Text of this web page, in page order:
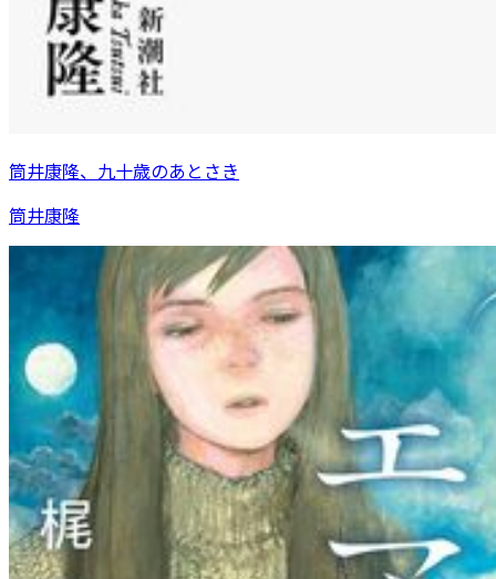
筒井康隆、九十歳のあとさき
筒井康隆